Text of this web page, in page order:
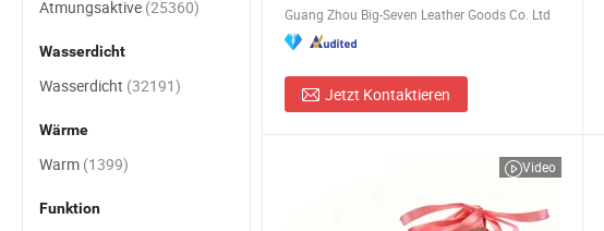
Guang Zhou Big-Seven Leather Goods Co. Ltd
Jetzt Kontaktieren
Video
Atmungsaktive (25360)
Wasserdicht
Wasserdicht (32191)
Wärme
Warm (1399)
Funktion